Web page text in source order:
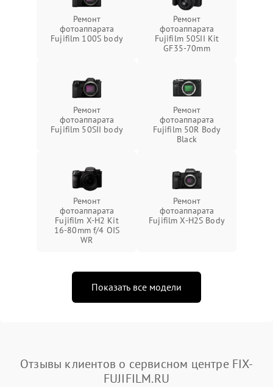
Ремонт
фотоаппарата
Fujifilm 100S body
Ремонт
фотоаппарата
Fujifilm 50SII Kit
GF35-70mm
Ремонт
фотоаппарата
Fujifilm 50SII body
Ремонт
фотоаппарата
Fujifilm 50R Body
Black
Ремонт
фотоаппарата
Fujifilm X-H2 Kit
16-80mm f/4 OIS
WR
Ремонт
фотоаппарата
Fujifilm X-H2S Body
Показать все модели
Отзывы клиентов о сервисном центре FIX-
FUJIFILM.RU